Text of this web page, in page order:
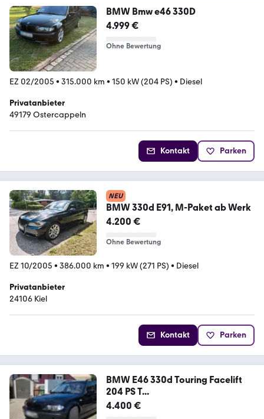
BMW Bmw e46 330D
4.999 €
Ohne Bewertung
EZ 02/2005 • 315.000 km • 150 kW (204 PS) • Diesel
Privatanbieter
49179 Ostercappeln
Kontakt Parken
NEU
BMW 330d E91, M-Paket ab Werk
4.200 €
Ohne Bewertung
EZ 10/2005 • 386.000 km • 199 kW (271 PS) • Diesel
Privatanbieter
24106 Kiel
Kontakt Parken
BMW E46 330d Touring Facelift
204 PS T...
4.400 €